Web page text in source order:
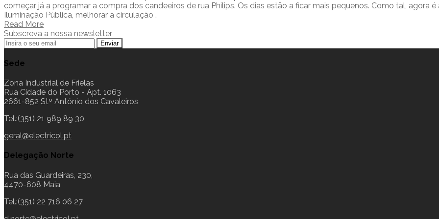
começar já a programar a compra dos candeeiros de rua Philips. Os dias estão a ficar mais pequenos. Como tal, agora
Iluminação Pública, melhorar a circulação .
Read More
Subscreva a nossa newsletter
Sede
Zona Industrial de Frielas
Rua Cidade do Porto - Apt. 1063
2661-852 Stº António dos Cavaleiros
Tel.:(351) 21 989 89 30
geral@electricol.pt
Delegação Norte
Rua das Guardeiras, 230,
4470-608 Maia
Tel.:(351) 22 716 06 27